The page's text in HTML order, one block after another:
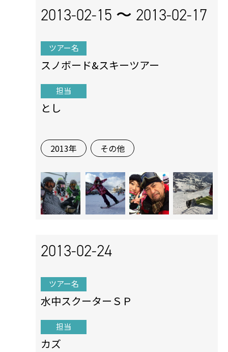
2013-02-15 〜 2013-02-17
ツアー名
スノボード&スキーツアー
担当
とし
2013年 その他
2013-02-24
ツアー名
水中スクーターＳＰ
担当
カズ